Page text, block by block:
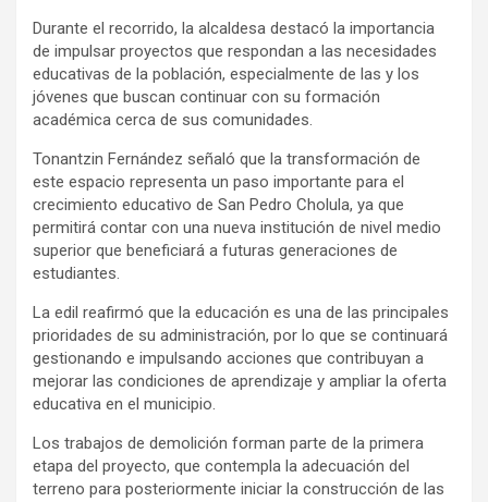
Durante el recorrido, la alcaldesa destacó la importancia
de impulsar proyectos que respondan a las necesidades
educativas de la población, especialmente de las y los
jóvenes que buscan continuar con su formación
académica cerca de sus comunidades.
Tonantzin Fernández señaló que la transformación de
este espacio representa un paso importante para el
crecimiento educativo de San Pedro Cholula, ya que
permitirá contar con una nueva institución de nivel medio
superior que beneficiará a futuras generaciones de
estudiantes.
La edil reafirmó que la educación es una de las principales
prioridades de su administración, por lo que se continuará
gestionando e impulsando acciones que contribuyan a
mejorar las condiciones de aprendizaje y ampliar la oferta
educativa en el municipio.
Los trabajos de demolición forman parte de la primera
etapa del proyecto, que contempla la adecuación del
terreno para posteriormente iniciar la construcción de las